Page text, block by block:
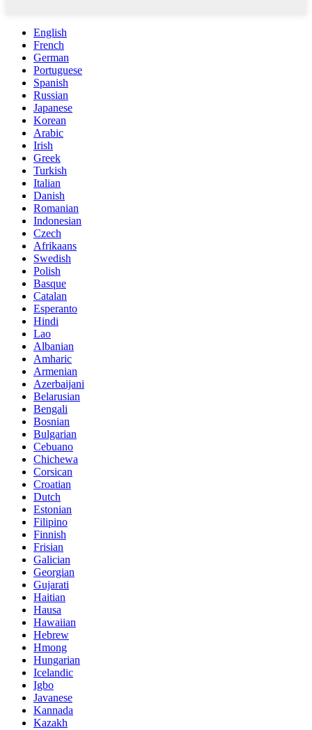
English
French
German
Portuguese
Spanish
Russian
Japanese
Korean
Arabic
Irish
Greek
Turkish
Italian
Danish
Romanian
Indonesian
Czech
Afrikaans
Swedish
Polish
Basque
Catalan
Esperanto
Hindi
Lao
Albanian
Amharic
Armenian
Azerbaijani
Belarusian
Bengali
Bosnian
Bulgarian
Cebuano
Chichewa
Corsican
Croatian
Dutch
Estonian
Filipino
Finnish
Frisian
Galician
Georgian
Gujarati
Haitian
Hausa
Hawaiian
Hebrew
Hmong
Hungarian
Icelandic
Igbo
Javanese
Kannada
Kazakh